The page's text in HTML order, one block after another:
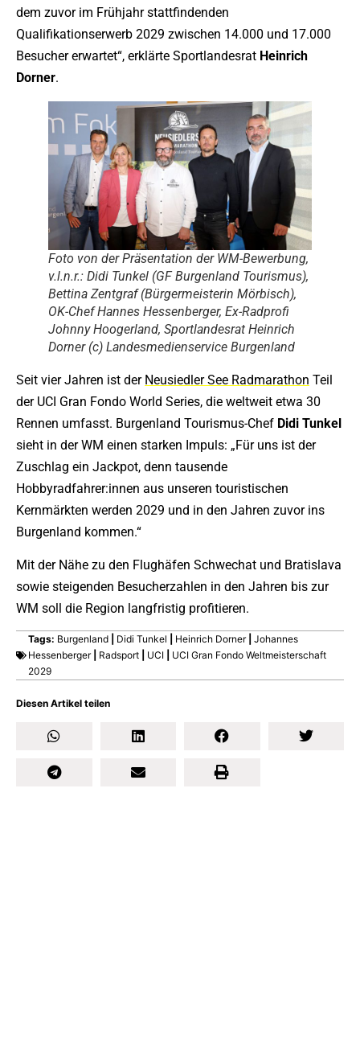
Diesen Artikel teilen
dem zuvor im Frühjahr stattfindenden
Qualifikationserwerb 2029 zwischen 14.000 und 17.000
Besucher erwartet“, erklärte Sportlandesrat Heinrich
Dorner.
Foto von der Präsentation der WM-Bewerbung,
v.l.n.r.: Didi Tunkel (GF Burgenland Tourismus),
Bettina Zentgraf (Bürgermeisterin Mörbisch),
OK-Chef Hannes Hessenberger, Ex-Radprofi
Johnny Hoogerland, Sportlandesrat Heinrich
Dorner (c) Landesmedienservice Burgenland
Seit vier Jahren ist der Neusiedler See Radmarathon Teil
der UCI Gran Fondo World Series, die weltweit etwa 30
Rennen umfasst. Burgenland Tourismus-Chef Didi Tunkel
sieht in der WM einen starken Impuls: „Für uns ist der
Zuschlag ein Jackpot, denn tausende
Hobbyradfahrer:innen aus unseren touristischen
Kernmärkten werden 2029 und in den Jahren zuvor ins
Burgenland kommen.“
Mit der Nähe zu den Flughäfen Schwechat und Bratislava
sowie steigenden Besucherzahlen in den Jahren bis zur
WM soll die Region langfristig profitieren.
Tags: Burgenland Didi Tunkel Heinrich Dorner| Johannes
Hessenberger| Radsport UCI
UCI Gran Fondo Weltmeisterschaft
2029